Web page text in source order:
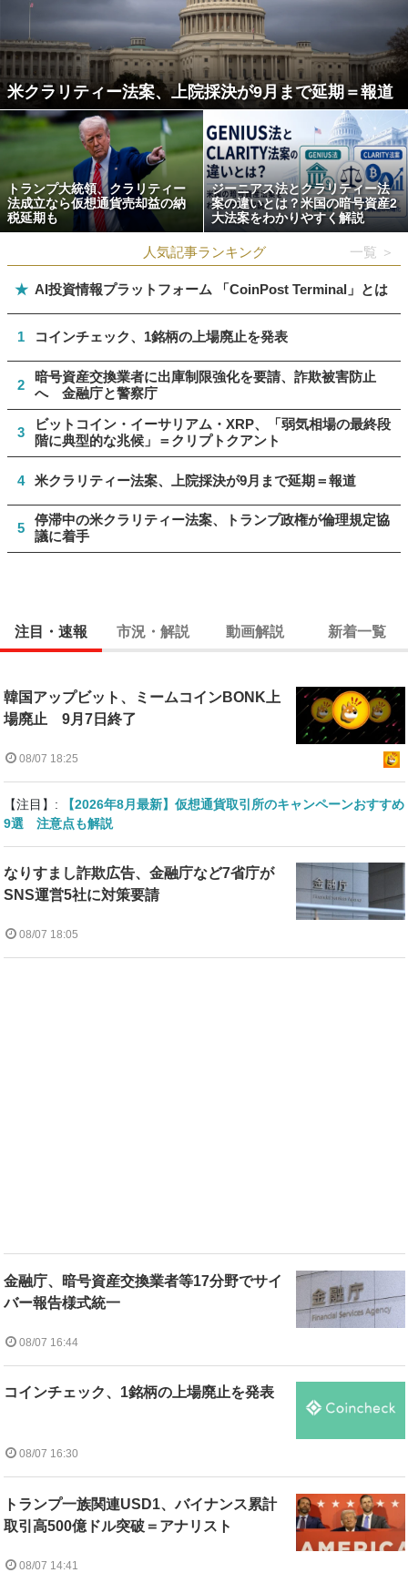
米クラリティー法案、上院採決が9月まで延期＝報道
トランプ大統領、クラリティー
法成立なら仮想通貨売却益の納
税延期も
ジーニアス法とクラリティー法
案の違いとは？米国の暗号資産2
大法案をわかりやすく解説
人気記事ランキング 一覧 ＞
★ AI投資情報プラットフォーム 「CoinPost Terminal」とは
1 コインチェック、1銘柄の上場廃止を発表
2
暗号資産交換業者に出庫制限強化を要請、詐欺被害防止
へ 金融庁と警察庁
3
ビットコイン・イーサリアム・XRP、「弱気相場の最終段
階に典型的な兆候」＝クリプトクアント
4 米クラリティー法案、上院採決が9月まで延期＝報道
5
停滞中の米クラリティー法案、トランプ政権が倫理規定協
議に着手
注目・速報 市況・解説 動画解説 新着一覧
韓国アップビット、ミームコインBONK上
場廃止 9月7日終了
08/07 18:25
【注目】:
【2026年8月最新】仮想通貨取引所のキャンペーンおすすめ
9選 注意点も解説
なりすまし詐欺広告、金融庁など7省庁が
SNS運営5社に対策要請
08/07 18:05
金融庁、暗号資産交換業者等17分野でサイ
バー報告様式統一
08/07 16:44
コインチェック、1銘柄の上場廃止を発表
08/07 16:30
トランプ一族関連USD1、バイナンス累計
取引高500億ドル突破＝アナリスト
08/07 14:41